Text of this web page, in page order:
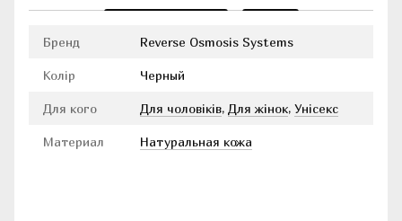
Бренд Reverse Osmosis Systems
Колір Черный
Для кого Для чоловіків, Для жінок, Унісекс
Материал Натуральная кожа